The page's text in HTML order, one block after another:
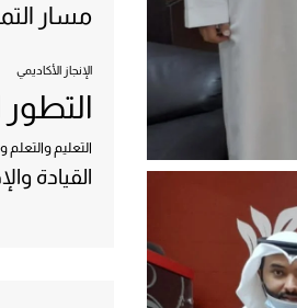
مسار
الإنجاز الأكاديمي
التعليم والتعلم
القيادة